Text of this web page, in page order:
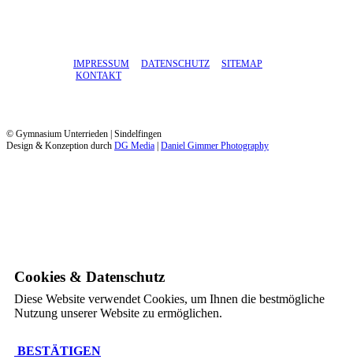
IMPRESSUM DATENSCHUTZ
SITEMAP
KONTAKT
© Gymnasium Unterrieden | Sindelfingen
Design & Konzeption durch DG Media Daniel Gimmer Photography
Cookies & Datenschutz
Diese Website verwendet Cookies, um Ihnen die bestmögliche
Nutzung unserer Website zu ermöglichen.
BESTÄTIGEN